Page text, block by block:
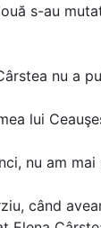
s-au
nu a
lui
nu am
când